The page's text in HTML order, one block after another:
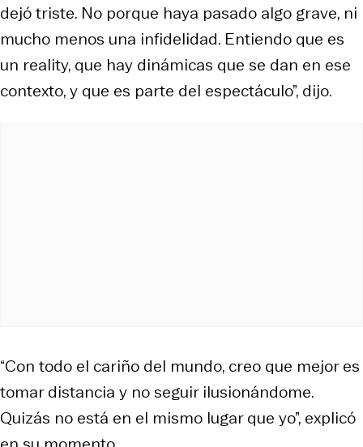
dejó triste. No porque haya pasado algo grave, ni
mucho menos una infidelidad. Entiendo que es
un reality, que hay dinámicas que se dan en ese
contexto, y que es parte del espectáculo”, dijo.
“Con todo el cariño del mundo, creo que mejor es
tomar distancia y no seguir ilusionándome.
Quizás no está en el mismo lugar que yo”, explicó